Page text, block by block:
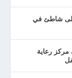
أكثر من 100 شخص على شاطئ في
رعاية